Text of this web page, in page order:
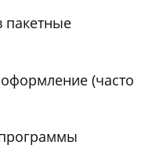
пакетные
(часто